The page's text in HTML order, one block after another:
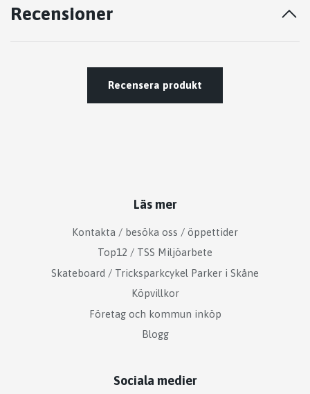
Recensioner
Recensera produkt
Läs mer
Kontakta / besöka oss / öppettider
Top12 / TSS Miljöarbete
Skateboard / Tricksparkcykel Parker i Skåne
Köpvillkor
Företag och kommun inköp
Blogg
Sociala medier